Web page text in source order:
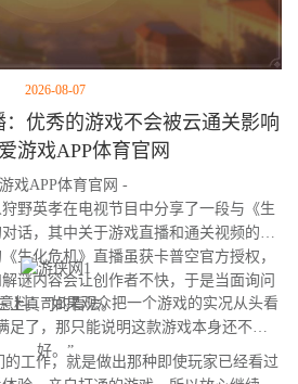
2026-08-07
优秀的游戏不会被云通关影响
游戏APP体育官网
戏APP体育官网 -
英孝在电视节目中分享了一段与《生
话，其中关于游戏直播和通关视频的看
生化危机》直播虽获卡普空官方授权，
谜内容会让创作者不快，于是当面询问
上真司的看法。
：“如果观众把一个游戏的实况从头看
足了，那只能说明这款游戏本身还不够
好。”
工作，就是做出那种即使玩家已经看过